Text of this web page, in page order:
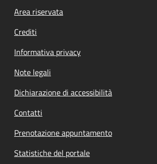
Footer menu
Area riservata
Crediti
Informativa privacy
Note legali
Dichiarazione di accessibilità
Contatti
Prenotazione appuntamento
Statistiche del portale